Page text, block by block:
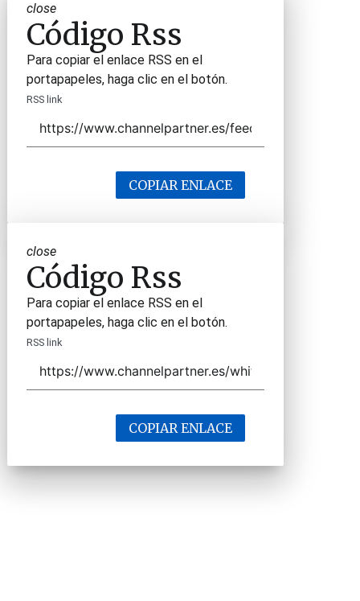
close
Código Rss
Para copiar el enlace RSS en el
portapapeles, haga clic en el botón.
RSS link
COPIAR ENLACE
close
Código Rss
Para copiar el enlace RSS en el
portapapeles, haga clic en el botón.
RSS link
COPIAR ENLACE